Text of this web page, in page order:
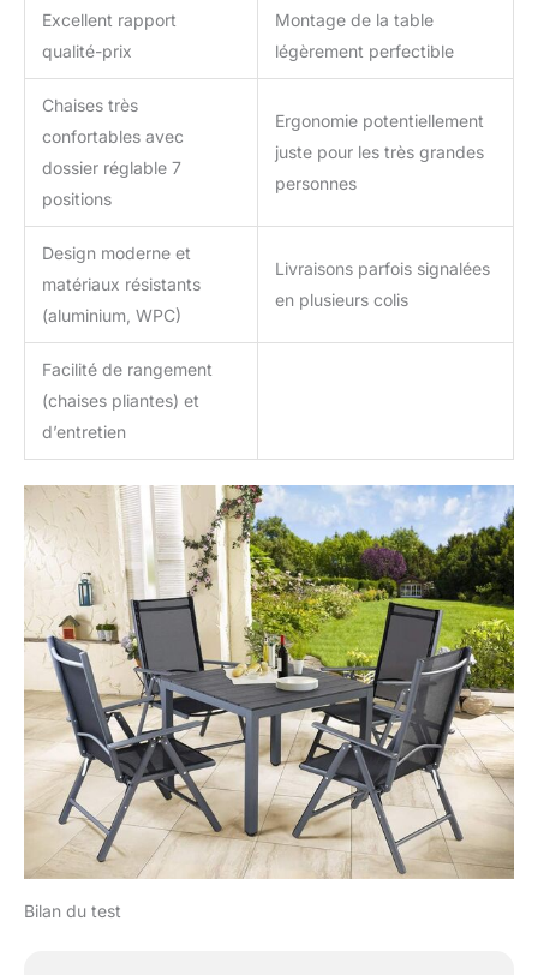
Excellent rapport
qualité-prix
Montage de la table
légèrement perfectible
Chaises très
confortables avec
dossier réglable 7
positions
Ergonomie potentiellement
juste pour les très grandes
personnes
Design moderne et
matériaux résistants
(aluminium, WPC)
Livraisons parfois signalées
en plusieurs colis
Facilité de rangement
(chaises pliantes) et
d’entretien
Bilan du test